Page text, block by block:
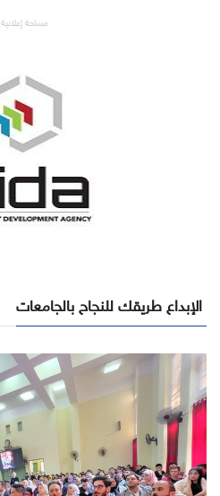
مساحة إعلانية
الإبداع طريقك للنجاح بالجامعات